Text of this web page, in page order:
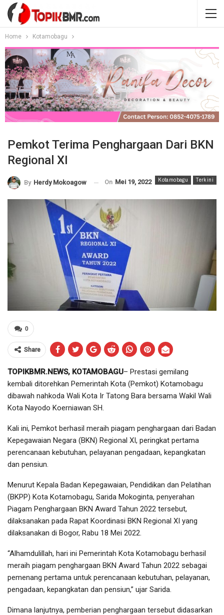
Home Kotamobagu
Pemkot Terima Penghargaan Dari BKN
Regional XI
Kotamobagu Terkini
By Herdy Mokoagow On Mei 19, 2022
0
Share
TOPIKBMR.NEWS, KOTAMOBAGU– Prestasi gemilang
kembali ditorehkan Pemerintah Kota (Pemkot) Kotamobagu
dibawah nahkoda Wali Kota Ir Tatong Bara bersama Wakil Wali
Kota Nayodo Koerniawan SH.
Kali ini, Pemkot berhasil meraih piagam penghargaan dari Badan
Kepegawaian Negara (BKN) Regional XI, peringkat pertama
perencanaan kebutuhan, pelayanan pengadaan, kepangkatan
dan pensiun.
Menurut Kepala Badan Kepegawaian, Pendidikan dan Pelatihan
(BKPP) Kota Kotamobagu, Sarida Mokoginta, penyerahan
Piagam Penghargaan BKN Award Tahun 2022 tersebut,
dilaksanakan pada Rapat Koordinasi BKN Regional XI yang
dilaksanakan di Bogor, Rabu 18 Mei 2022.
“Alhamdulillah, hari ini Pemerintah Kota Kotamobagu berhasil
meraih piagam penghargaan BKN Award Tahun 2022 sebagai
pemenang pertama untuk perencanaan kebutuhan, pelayanan,
pengadaan, kepangkatan dan pensiun,” ujar Sarida.
Dimana lanjutnya, pemberian penghargaan tersebut didasarkan